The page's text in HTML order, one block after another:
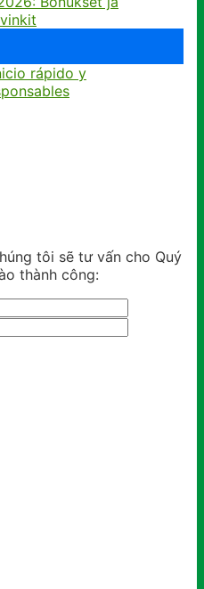
rápido y
tôi sẽ tư vấn cho Quý
thành công: